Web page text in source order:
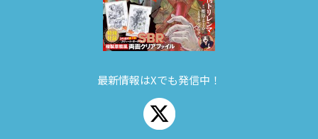
最新情報はXでも発信中！